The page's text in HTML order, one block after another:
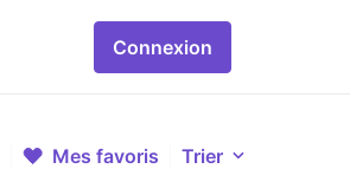
Connexion
Mes favoris Trier